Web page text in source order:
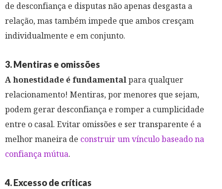
de desconfiança e disputas não apenas desgasta a
relação, mas também impede que ambos cresçam
individualmente e em conjunto.
3. Mentiras e omissões
A honestidade é fundamentalpara qualquer
relacionamento! Mentiras, por menores que sejam,
podem gerar desconfiança e romper a cumplicidade
entre o casal. Evitar omissões e ser transparente é a
melhor maneira de construir um vínculo baseado na
confiança mútua.
4. Excesso de críticas